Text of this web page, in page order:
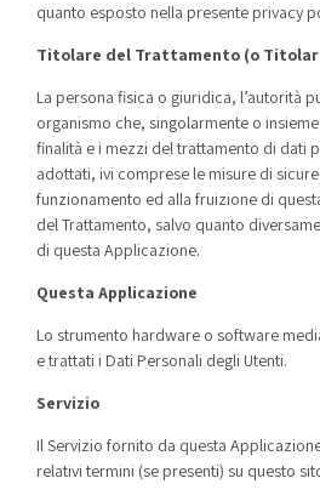
quanto esposto nella presente privacy
Titolare del Trattamento (o
La persona fisica o giuridica, l’autorità
organismo che, singolarmente o
finalità e i mezzi del trattamento di dati
adottati, ivi comprese le misure di
funzionamento ed alla fruizione di
del Trattamento, salvo quanto
di questa Applicazione.
Questa Applicazione
Lo strumento hardware o software
e trattati i Dati Personali degli Utenti.
Servizio
Il Servizio fornito da questa
relativi termini (se presenti) su questo